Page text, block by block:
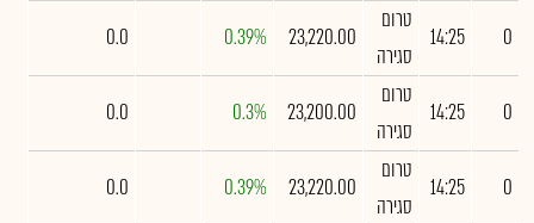
0
14:25
טרום
סגירה
23,220.00
0.39%
0.0
0
14:25
טרום
סגירה
23,200.00
0.3%
0.0
0
14:25
טרום
סגירה
23,220.00
0.39%
0.0